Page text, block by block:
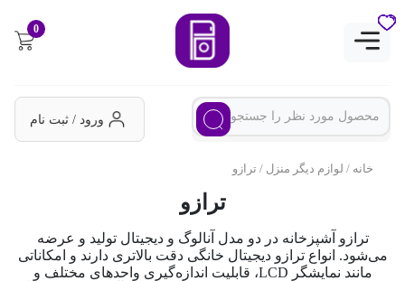
0
ورود / ثبت نام
خانه / لوازم دیگر منزل / ترازو
ترازو
ترازو آشپزخانه در دو مدل آنالوگ و دیجیتال تولید و عرضه
می‌شود. انواع ترازو دیجیتال خانگی دقت بالاتری دارند و امکاناتی
مانند نمایشگر LCD، قابلیت اندازه‌گیری واحدهای مختلف و